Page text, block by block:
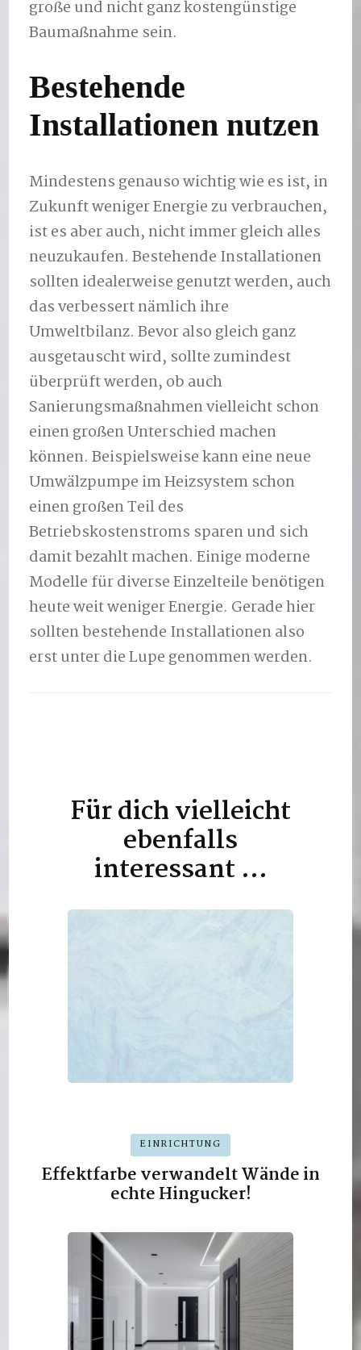
große und nicht ganz kostengünstige
Baumaßnahme sein.
Bestehende
Installationen nutzen
Mindestens genauso wichtig wie es ist, in
Zukunft weniger Energie zu verbrauchen,
ist es aber auch, nicht immer gleich alles
neuzukaufen. Bestehende Installationen
sollten idealerweise genutzt werden, auch
das verbessert nämlich ihre
Umweltbilanz. Bevor also gleich ganz
ausgetauscht wird, sollte zumindest
überprüft werden, ob auch
Sanierungsmaßnahmen vielleicht schon
einen großen Unterschied machen
können. Beispielsweise kann eine neue
Umwälzpumpe im Heizsystem schon
einen großen Teil des
Betriebskostenstroms sparen und sich
damit bezahlt machen. Einige moderne
Modelle für diverse Einzelteile benötigen
heute weit weniger Energie. Gerade hier
sollten bestehende Installationen also
erst unter die Lupe genommen werden.
Beitragsnavigation
Für dich vielleicht
ebenfalls
interessant …
EINRICHTUNG
Effektfarbe verwandelt Wände in
echte Hingucker!